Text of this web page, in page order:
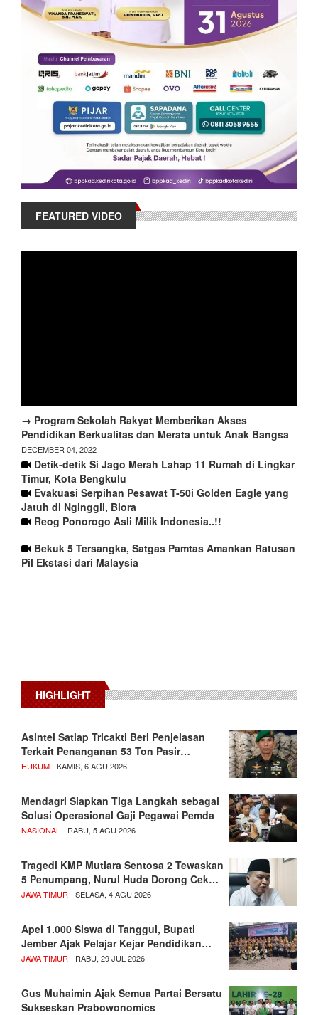
FEATURED VIDEO
→ Program Sekolah Rakyat Memberikan Akses
Pendidikan Berkualitas dan Merata untuk Anak Bangsa
DECEMBER 04, 2022
Detik-detik Si Jago Merah Lahap 11 Rumah di Lingkar
Timur, Kota Bengkulu
Evakuasi Serpihan Pesawat T-50i Golden Eagle yang
Jatuh di Nginggil, Blora
Reog Ponorogo Asli Milik Indonesia..!!
Bekuk 5 Tersangka, Satgas Pamtas Amankan Ratusan
Pil Ekstasi dari Malaysia
HIGHLIGHT
Asintel Satlap Tricakti Beri Penjelasan
Terkait Penanganan 53 Ton Pasir…
HUKUM- KAMIS, 6 AGU 2026
Mendagri Siapkan Tiga Langkah sebagai
Solusi Operasional Gaji Pegawai Pemda
NASIONAL - RABU, 5 AGU 2026
Tragedi KMP Mutiara Sentosa 2 Tewaskan
5 Penumpang, Nurul Huda Dorong Cek…
JAWA TIMUR - SELASA, 4 AGU 2026
Apel 1.000 Siswa di Tanggul, Bupati
Jember Ajak Pelajar Kejar Pendidikan…
JAWA TIMUR - RABU, 29 JUL 2026
Gus Muhaimin Ajak Semua Partai Bersatu
Sukseskan Prabowonomics